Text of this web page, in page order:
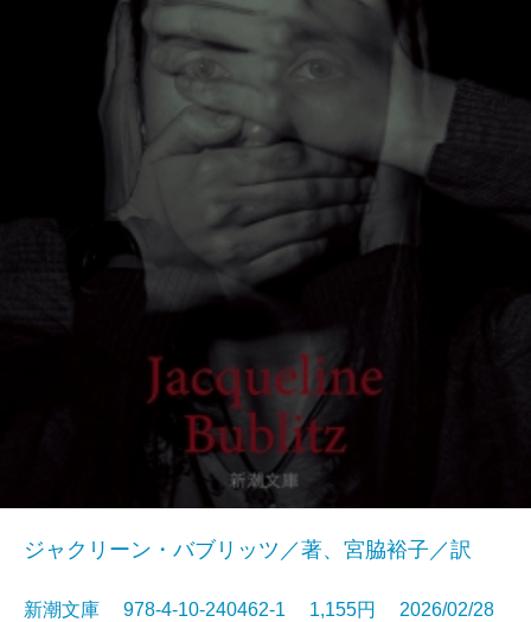
ジャクリーン・バブリッツ／著、宮脇裕子／訳
新潮文庫 978-4-10-240462-1 1,155円 2026/02/28